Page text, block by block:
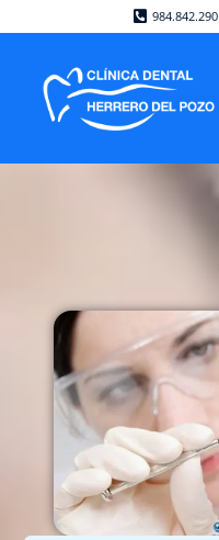
984.842.290